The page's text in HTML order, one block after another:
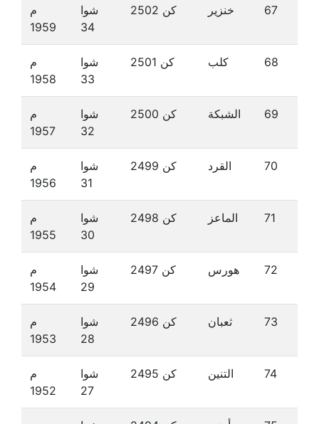
م
1959
شوا
34
كن 2502 خنزير 67
م
1958
شوا
33
كن 2501 كلب 68
م
1957
شوا
32
كن 2500 الشبكة 69
م
1956
شوا
31
كن 2499 القرد 70
م
1955
شوا
30
كن 2498 الماعز 71
م
1954
شوا
29
كن 2497 هورس 72
م
1953
شوا
28
كن 2496 ثعبان 73
م
1952
شوا
27
كن 2495 التنين 74